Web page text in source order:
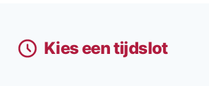
Kies een tijdslot